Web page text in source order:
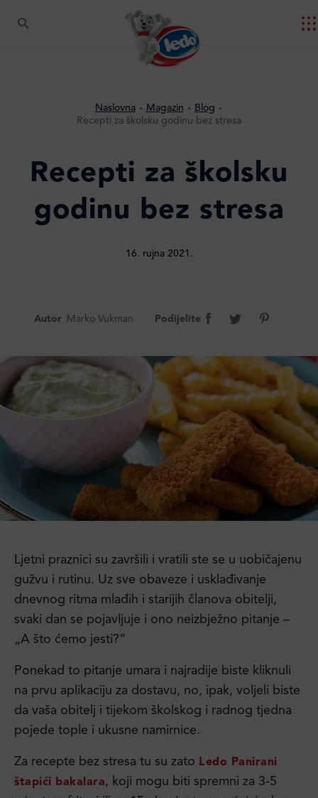
Naslovna Magazin
Blog
Recepti za školsku godinu bez stresa
Recepti za školsku
godinu bez stresa
16. rujna 2021.
Autor Marko Vukman Podijelite
Ljetni praznici su završili i vratili ste se u uobičajenu
gužvu i rutinu. Uz sve obaveze i usklađivanje
dnevnog ritma mlađih i starijih članova obitelji,
svaki dan se pojavljuje i ono neizbježno pitanje –
„A što ćemo jesti?“
Ponekad to pitanje umara i najradije biste kliknuli
na prvu aplikaciju za dostavu, no, ipak, voljeli biste
da vaša obitelj i tijekom školskog i radnog tjedna
pojede tople i ukusne namirnice.
Za recepte bez stresa tu su zato
Ledo Panirani
štapići bakalara, koji mogu biti spremni za 3-5